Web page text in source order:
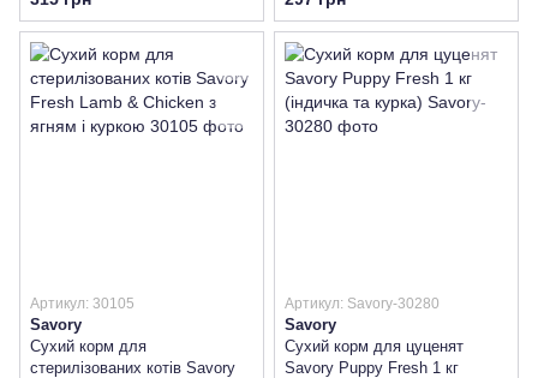
Артикул: 30105
Savory
Сухий корм для
стерилізованих котів Savory
Артикул: Savory-30280
Savory
Сухий корм для цуценят
Savory Puppy Fresh 1 кг